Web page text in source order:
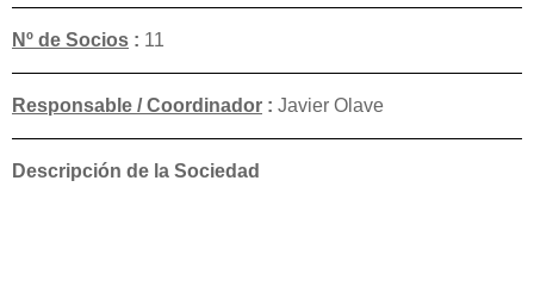
Nº de Socios : 11
Responsable / Coordinador : Javier Olave
Descripción de la Sociedad